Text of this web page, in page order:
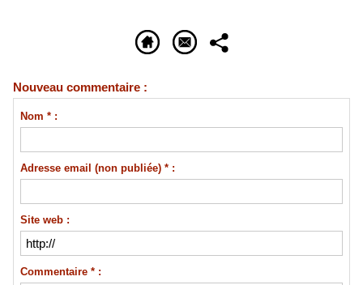
Nouveau commentaire :
Nom * :
Adresse email (non publiée) * :
Site web :
Commentaire * :